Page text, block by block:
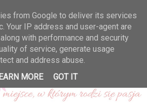
from Google to deliver its services
Your IP address and user-agent are
with performance and security
of service, generate usage
and address abuse.
MORE
GOT IT